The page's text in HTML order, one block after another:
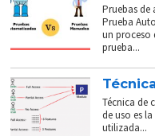
Pruebas
Prueba
un proceso
prueba...
Técnica de
de uso es
utilizada...